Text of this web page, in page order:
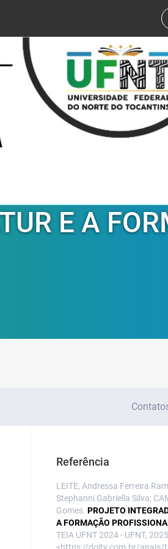
E A
Referência
LEITE, Andressa Ferreira
Stephanni Gabriella Silva;
Gomes. PROJETO
A FORMAÇÃO
TEIA UFNT 2024 - UFNT,